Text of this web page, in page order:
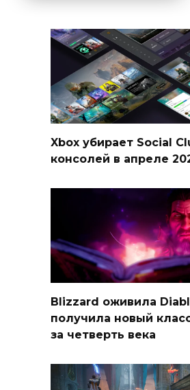
Xbox убирает Social
консолей в апреле
Blizzard оживила
получила новый
за четверть века